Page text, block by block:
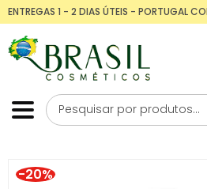
ENTREGAS 1 - 2 DIAS ÚTEIS - PORTUGAL
-20%